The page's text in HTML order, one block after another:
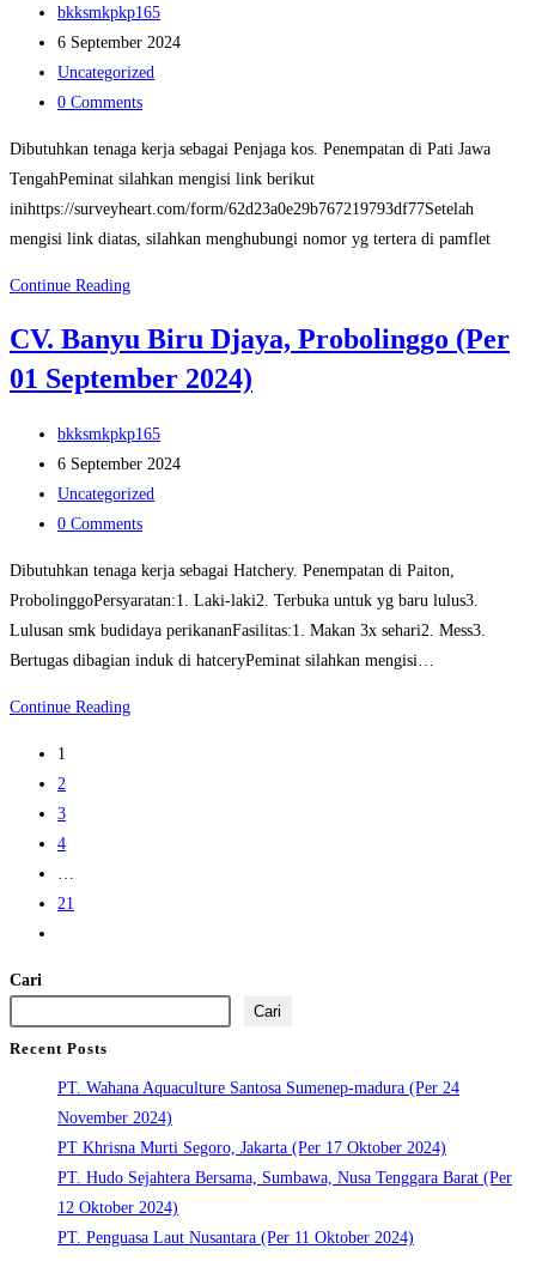
06
September
2024)
Post
author:
bkksmkpkp165
Post
published:
6 September 2024
Post
category:
Uncategorized
Post
0 Comments
Dibutuhkan tenaga kerja sebagai Penjaga kos. Penempatan di Pati Jawa
TengahPeminat silahkan mengisi link berikut
inihttps://surveyheart.com/form/62d23a0e29b767219793df77Setelah
mengisi link diatas, silahkan menghubungi nomor yg tertera di pamflet
Continue ReadingAminggari
(Per
02
2024)
CV. Banyu Biru Djaya, Probolinggo (Per
01 September 2024)
Post
author:
bkksmkpkp165
Post
published:
6 September 2024
Post
category:
Uncategorized
Post
0 Comments
Dibutuhkan tenaga kerja sebagai Hatchery. Penempatan di Paiton,
ProbolinggoPersyaratan:1. Laki-laki2. Terbuka untuk yg baru lulus3.
Lulusan smk budidaya perikananFasilitas:1. Makan 3x sehari2. Mess3.
Bertugas dibagian induk di hatceryPeminat silahkan mengisi…
Continue ReadingCV.
1
2
3
4
21
the
next
page
Cari
Cari
Recent Posts
PT. Wahana Aquaculture Santosa Sumenep-madura (Per 24
November 2024)
PT Khrisna Murti Segoro, Jakarta (Per 17 Oktober 2024)
PT. Hudo Sejahtera Bersama, Sumbawa, Nusa Tenggara Barat (Per
12 Oktober 2024)
PT. Penguasa Laut Nusantara (Per 11 Oktober 2024)